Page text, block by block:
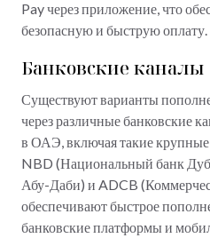
Pay через приложение, что
безопасную и быструю оплату.
Банковские каналы
Существуют варианты
через различные банковские
в ОАЭ, включая такие
NBD (Национальный банк
Абу-Даби) и ADCB
обеспечивают быстрое
банковские платформы и